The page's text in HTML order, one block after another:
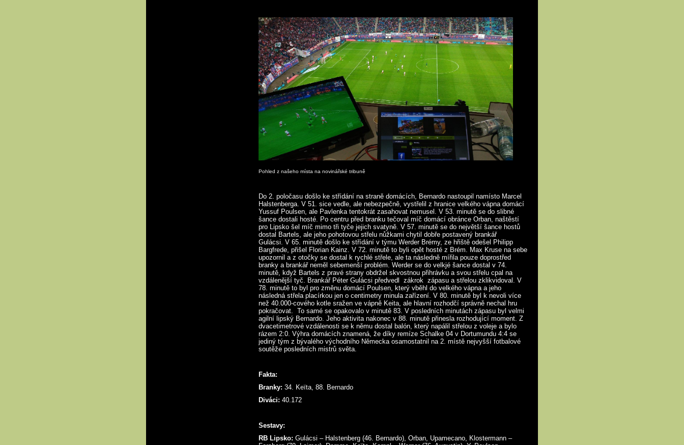
Pohled z našeho místa na novinářské tribuně
Do 2. poločasu došlo ke střídání na straně domácích, Bernardo nastoupil namísto Marcel
Halstenberga. V 51. sice vedle, ale nebezpečně, vystřelil z hranice velkého vápna domácí
Yussuf Poulsen, ale Pavlenka tentokrát zasahovat nemusel. V 53. minutě se do slibné
šance dostali hosté. Po centru před branku tečoval míč domácí obránce Orban, naštěstí
pro Lipsko šel míč mimo tři tyče jejich svatyně. V 57. minutě se do největší šance hostů
dostal Bartels, ale jeho pohotovou střelu nůžkami chytil dobře postavený brankář
Gulácsi. V 65. minutě došlo ke střídání v týmu Werder Brémy, ze hřiště odešel Philipp
Bargfrede, přišel Florian Kainz. V 72. minutě to byli opět hosté z Brém. Max Kruse na sebe
upozornil a z otočky se dostal k rychlé střele, ale ta následně mířila pouze doprostřed
branky a brankář neměl sebemenší problém. Werder se do velkjé šance dostal v 74.
minutě, když Bartels z pravé strany obdržel skvostnou přihrávku a svou střelu cpal na
vzdálenější tyč. Brankář Péter Gulácsi předvedl zákrok zápasu a střelou zklikvidoval. V
78. minutě to byl pro změnu domácí Poulsen, který vběhl do velkého vápna a jeho
následná střela placírkou jen o centimetry minula zařízení. V 80. minutě byl k nevoli více
než 40.000-cového kotle sražen ve vápně Keita, ale hlavní rozhodčí správně nechal hru
pokračovat. To samé se opakovalo v minutě 83. V posledních minutách zápasu byl velmi
agilní lipský Bernardo. Jeho aktivita nakonec v 88. minutě přinesla rozhodující moment. Z
dvacetimetrové vzdálenosti se k němu dostal balón, který napálil střelou z voleje a bylo
rázem 2:0. Výhra domácích znamená, že díky remíze Schalke 04 v Dortumundu 4:4 se
jediný tým z bývalého východního Německa osamostatnil na 2. místě nejvyšší fotbalové
soutěže posledních mistrů světa.
Fakta:
Branky: 34. Keïta, 88. Bernardo
Diváci: 40.172
Sestavy:
RB Lipsko: Gulácsi – Halstenberg (46. Bernardo), Orban, Upamecano, Klostermann –